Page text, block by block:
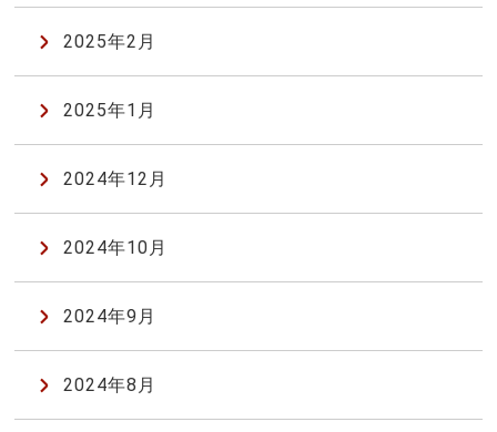
2025年2月
2025年1月
2024年12月
2024年10月
2024年9月
2024年8月